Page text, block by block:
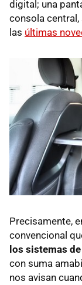
digital; una
consola
las últimas
Precisamente,
convencional
los sistemas
con suma
nos avisan